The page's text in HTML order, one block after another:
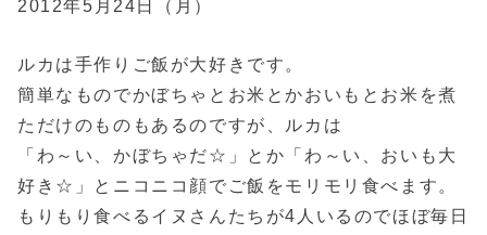
2012年5月24日（月）
ルカは手作りご飯が大好きです。
簡単なものでかぼちゃとお米とかおいもとお米を煮
ただけのものもあるのですが、ルカは
「わ～い、かぼちゃだ☆」とか「わ～い、おいも大
好き☆」とニコニコ顔でご飯をモリモリ食べます。
もりもり食べるイヌさんたちが4人いるのでほぼ毎日